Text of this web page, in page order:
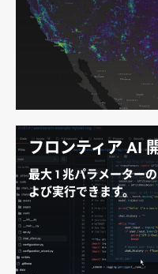
最大 748 GB のコヒー
なデータ レイクを取り
ドツーエンドのワーク
フロンティア AI
最大 1 兆パラメーター
よび実行できます。
最大 748 GB のコヒー
petaFLOPS の FP4 計
は、デスクサイドで最